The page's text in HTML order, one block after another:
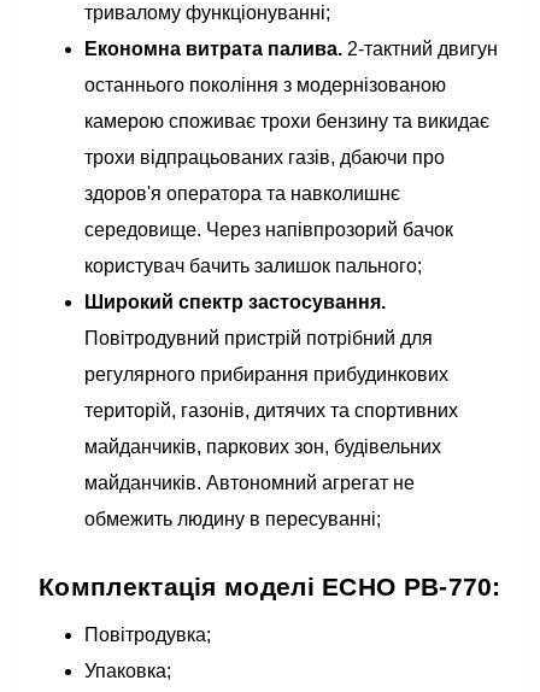
тривалому функціонуванні;
Економна витрата палива. 2-тактний двигун
останнього покоління з модернізованою
камерою споживає трохи бензину та викидає
трохи відпрацьованих газів, дбаючи про
здоров'я оператора та навколишнє
середовище. Через напівпрозорий бачок
користувач бачить залишок пального;
Широкий спектр застосування.
Повітродувний пристрій потрібний для
регулярного прибирання прибудинкових
територій, газонів, дитячих та спортивних
майданчиків, паркових зон, будівельних
майданчиків. Автономний агрегат не
обмежить людину в пересуванні;
Комплектація моделі ECHO PB-770:
Повітродувка;
Упаковка;